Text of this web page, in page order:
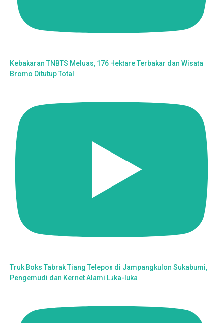
Kebakaran TNBTS Meluas, 176 Hektare Terbakar dan Wisata
Bromo Ditutup Total
Truk Boks Tabrak Tiang Telepon di Jampangkulon Sukabumi,
Pengemudi dan Kernet Alami Luka-luka